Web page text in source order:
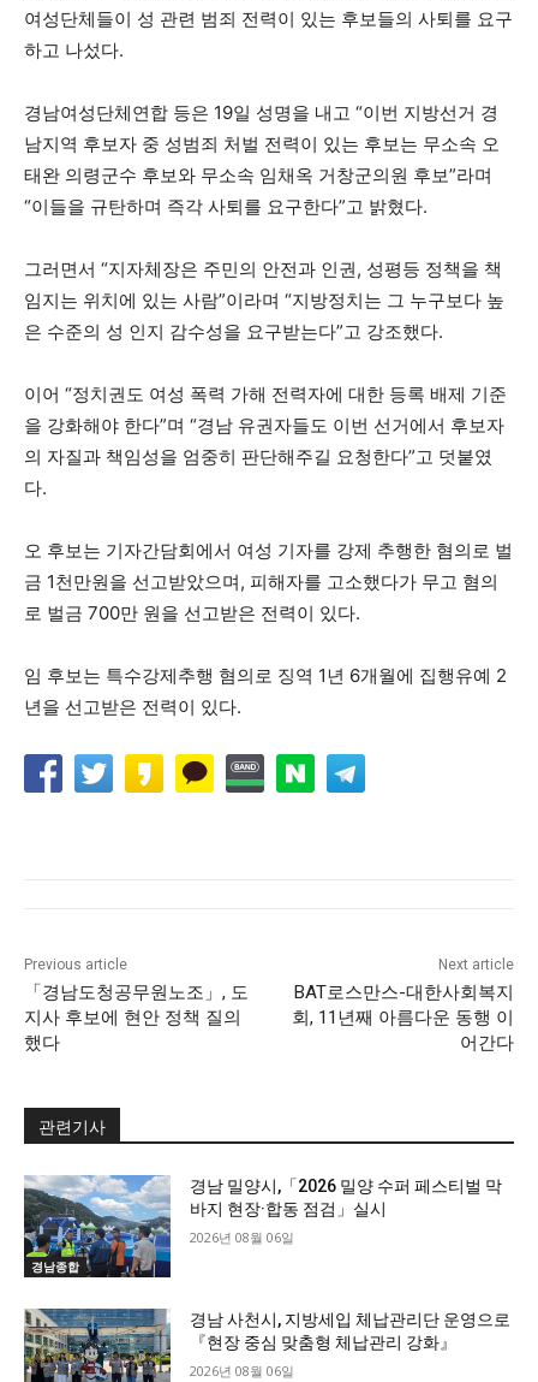
여성단체들이 성 관련 범죄 전력이 있는 후보들의 사퇴를 요구
하고 나섰다.
경남여성단체연합 등은 19일 성명을 내고 “이번 지방선거 경
남지역 후보자 중 성범죄 처벌 전력이 있는 후보는 무소속 오
태완 의령군수 후보와 무소속 임채옥 거창군의원 후보”라며
“이들을 규탄하며 즉각 사퇴를 요구한다”고 밝혔다.
그러면서 “지자체장은 주민의 안전과 인권, 성평등 정책을 책
임지는 위치에 있는 사람”이라며 “지방정치는 그 누구보다 높
은 수준의 성 인지 감수성을 요구받는다”고 강조했다.
이어 “정치권도 여성 폭력 가해 전력자에 대한 등록 배제 기준
을 강화해야 한다”며 “경남 유권자들도 이번 선거에서 후보자
의 자질과 책임성을 엄중히 판단해주길 요청한다”고 덧붙였
다.
오 후보는 기자간담회에서 여성 기자를 강제 추행한 혐의로 벌
금 1천만원을 선고받았으며, 피해자를 고소했다가 무고 혐의
로 벌금 700만 원을 선고받은 전력이 있다.
임 후보는 특수강제추행 혐의로 징역 1년 6개월에 집행유예 2
년을 선고받은 전력이 있다.
Previous article
「경남도청공무원노조」, 도
지사 후보에 현안 정책 질의
했다
Next article
BAT로스만스-대한사회복지
회, 11년째 아름다운 동행 이
어간다
관련기사
경남종합
경남 밀양시,「2026 밀양 수퍼 페스티벌 막
바지 현장·합동 점검」실시
2026년 08월 06일
경남 사천시, 지방세입 체납관리단 운영으로
『현장 중심 맞춤형 체납관리 강화』
2026년 08월 06일